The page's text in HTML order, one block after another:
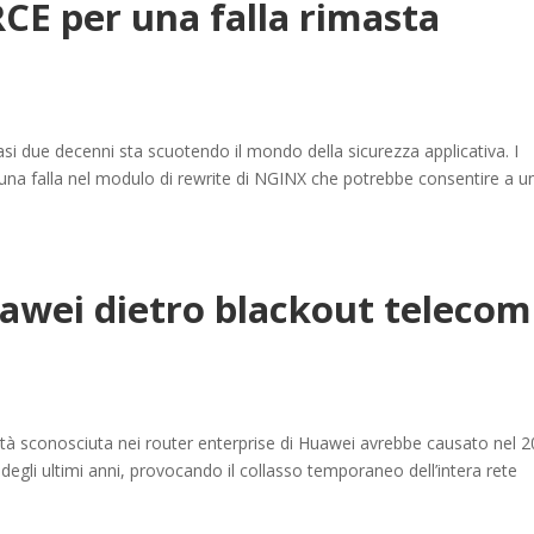
per una falla rimasta
due decenni sta scuotendo il mondo della sicurezza applicativa. I
falla nel modulo di rewrite di NGINX che potrebbe consentire a
dietro blackout telecom
sconosciuta nei router enterprise di Huawei avrebbe causato nel
ultimi anni, provocando il collasso temporaneo dell’intera rete